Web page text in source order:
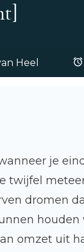
Heel
je
twijfel
dromen
houden
omzet uit